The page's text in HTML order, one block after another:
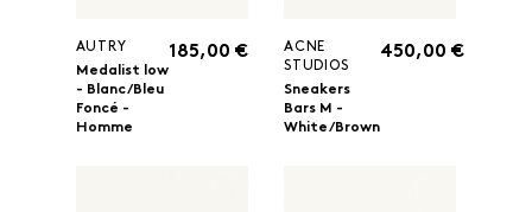
AUTRY
Medalist low
- Blanc/Bleu
Foncé -
Homme
185,00 €
ACNE
STUDIOS
Sneakers
Bars M -
White/Brown
450,00 €